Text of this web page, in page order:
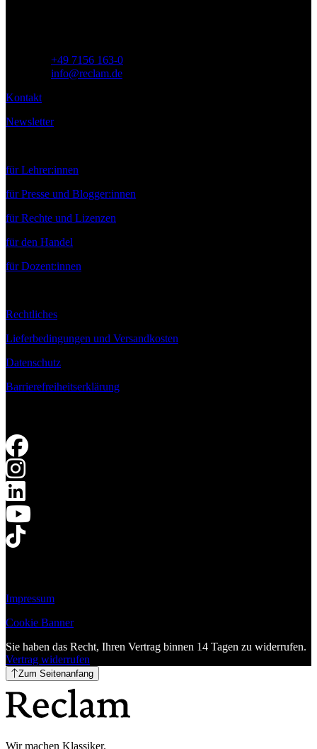
+49 7156 163-0
info@reclam.de
Kontakt
Newsletter
für Lehrer:innen
für Presse und Blogger:innen
für Rechte und Lizenzen
für den Handel
für Dozent:innen
Rechtliches
Lieferbedingungen und Versandkosten
Datenschutz
Barrierefreiheitserklärung
Impressum
Cookie Banner
Sie haben das Recht, Ihren Vertrag binnen 14 Tagen zu widerrufen.
Vertrag widerrufen
Zum Seitenanfang
Wir machen Klassiker.